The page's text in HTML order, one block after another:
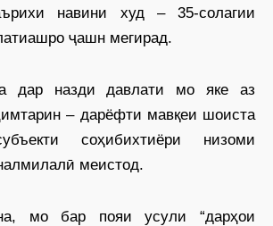
навини худ – 35-солагии
ҷашн мегирад.
дар назди давлати мо яке аз
– дарёфти мавқеи шоиста
соҳибихтиёри низоми
меистод.
мо бар пояи усули “дарҳои